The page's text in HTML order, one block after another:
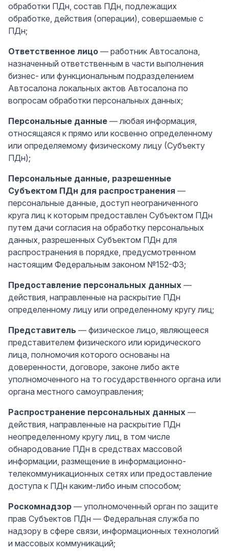
обработки ПДн, состав ПДн, подлежащих
обработке, действия (операции), совершаемые с
ПДн;
Ответственное лицо — работник Автосалона,
назначенный ответственным в части выполнения
бизнес- или функциональным подразделением
Автосалона локальных актов Автосалона по
вопросам обработки персональных данных;
Персональные данные — любая информация,
относящаяся к прямо или косвенно определенному
или определяемому физическому лицу (Субъекту
ПДн);
Персональные данные, разрешенные
Субъектом ПДн для распространения —
персональные данные, доступ неограниченного
круга лиц к которым предоставлен Субъектом ПДн
путем дачи согласия на обработку персональных
данных, разрешенных Субъектом ПДн для
распространения в порядке, предусмотренном
настоящим Федеральным законом №152-ФЗ;
Предоставление персональных данных —
действия, направленные на раскрытие ПДн
определенному лицу или определенному кругу лиц;
Представитель — физическое лицо, являющееся
представителем физического или юридического
лица, полномочия которого основаны на
доверенности, договоре, законе либо акте
уполномоченного на то государственного органа или
органа местного самоуправления;
Распространение персональных данных —
действия, направленные на раскрытие ПДн
неопределенному кругу лиц, в том числе
обнародование ПДн в средствах массовой
информации, размещение в информационно-
телекоммуникационных сетях или предоставление
доступа к ПДн каким-либо иным способом;
Роскомнадзор — уполномоченный орган по защите
прав Субъектов ПДн — Федеральная служба по
надзору в сфере связи, информационных технологий
и массовых коммуникаций;